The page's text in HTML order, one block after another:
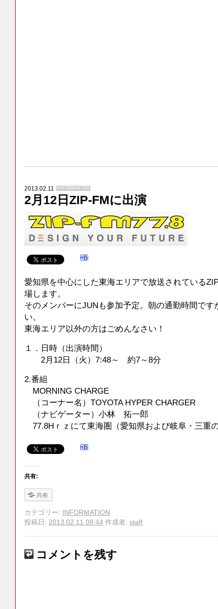
2013.02.11 INFORMATION
2月12日ZIP-FMに出演
愛知県を中心にした東海エリアで放送されている
場します。
そのメンバーにJUNも参加予定。朝の通勤時間です
い。
東海エリア以外の方はごめんなさい！
１．日時（出演時間）
2月12日（火）7:48～ 約7～8分
2.番組
MORNING CHARGE
（コーナー名）TOYOTA HYPER CHARGER
（ナビゲーター）小林 拓一郎
77.8Hｒｚにて東海圏（愛知県および岐阜・三重
共有:
共有
カテゴリー: INFORMATION
投稿日: 2013.02.11 08:44 作成者: staff
コメントを残す